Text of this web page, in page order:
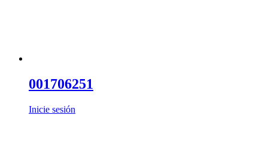
001706251
Inicie sesión